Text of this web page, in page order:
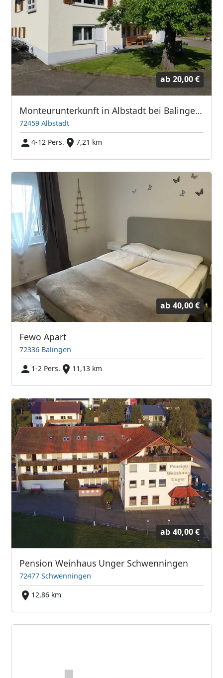
ab 20,00 €
Monteurunterkunft in Albstadt bei Balingen für bis zu 12 Personen
72459 Albstadt
4-12 Pers.
7,21 km
ab 40,00 €
Fewo Apart
72336 Balingen
1-2 Pers.
11,13 km
ab 40,00 €
Pension Weinhaus Unger Schwenningen
72477 Schwenningen
12,86 km